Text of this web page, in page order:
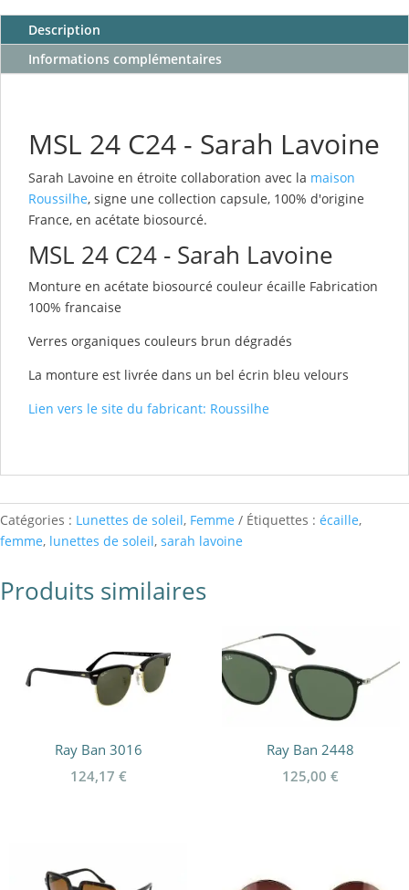
-
Sarah
Lavoine
Description
Informations complémentaires
MSL 24 C24 - Sarah Lavoine
Sarah Lavoine en étroite collaboration avec la maison
Roussilhe, signe une collection capsule, 100% d'origine
France, en acétate biosourcé.
MSL 24 C24 - Sarah Lavoine
Monture en acétate biosourcé couleur écaille Fabrication
100% francaise
Verres organiques couleurs brun dégradés
La monture est livrée dans un bel écrin bleu velours
Lien vers le site du fabricant: Roussilhe
Catégories : Lunettes de soleil, Femme Étiquettes : écaille,
femme, lunettes de soleil, sarah lavoine
Produits similaires
Ray Ban 3016
124,17 €
Ray Ban 2448
125,00€